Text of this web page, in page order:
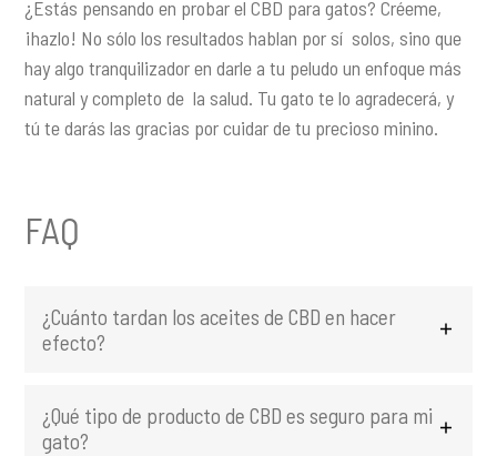
¿Estás pensando en probar el CBD para gatos? Créeme,
¡hazlo! No sólo los resultados hablan por sí solos, sino que
hay algo tranquilizador en darle a tu peludo un enfoque más
natural y completo de la salud. Tu gato te lo agradecerá, y
tú te darás las gracias por cuidar de tu precioso minino.
FAQ
¿Cuánto tardan los aceites de CBD en hacer
efecto?
¿Qué tipo de producto de CBD es seguro para mi
gato?